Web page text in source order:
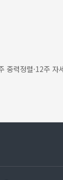
중력정렬·12주 자